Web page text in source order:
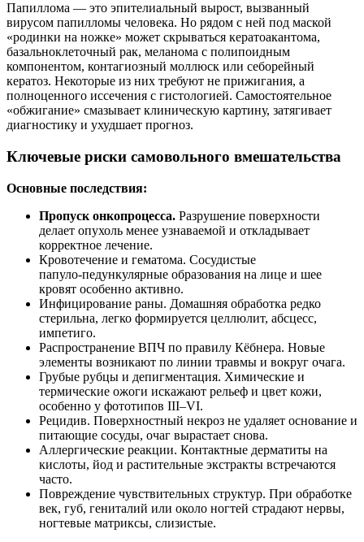
Папиллома — это эпителиальный вырост, вызванный
вирусом папилломы человека. Но рядом с ней под маской
«родинки на ножке» может скрываться кератоакантома,
базальноклеточный рак, меланома с полипоидным
компонентом, контагиозный моллюск или себорейный
кератоз. Некоторые из них требуют не прижигания, а
полноценного иссечения с гистологией. Самостоятельное
«обжигание» смазывает клиническую картину, затягивает
диагностику и ухудшает прогноз.
Ключевые риски самовольного вмешательства
Основные последствия:
Пропуск онкопроцесса. Разрушение поверхности
делает опухоль менее узнаваемой и откладывает
корректное лечение.
Кровотечение и гематома. Сосудистые
папуло‑педункулярные образования на лице и шее
кровят особенно активно.
Инфицирование раны. Домашняя обработка редко
стерильна, легко формируется целлюлит, абсцесс,
импетиго.
Распространение ВПЧ по правилу Кёбнера. Новые
элементы возникают по линии травмы и вокруг очага.
Грубые рубцы и депигментация. Химические и
термические ожоги искажают рельеф и цвет кожи,
особенно у фототипов III–VI.
Рецидив. Поверхностный некроз не удаляет основание и
питающие сосуды, очаг вырастает снова.
Аллергические реакции. Контактные дерматиты на
кислоты, йод и растительные экстракты встречаются
часто.
Повреждение чувствительных структур. При обработке
век, губ, гениталий или около ногтей страдают нервы,
ногтевые матриксы, слизистые.